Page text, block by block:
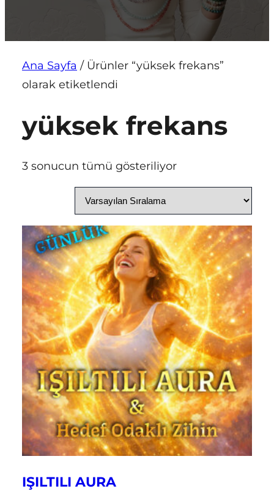
Ana Sayfa / Ürünler “yüksek frekans”
olarak etiketlendi
yüksek frekans
3 sonucun tümü gösteriliyor
IŞILTILI AURA